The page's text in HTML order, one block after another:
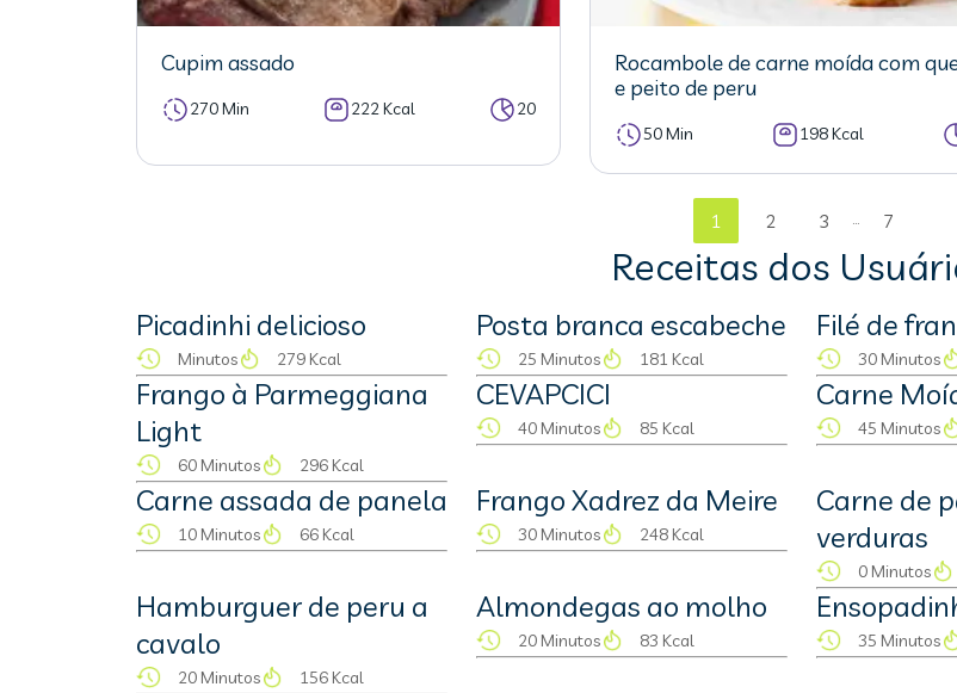
Cupim assado
270 Min 222 Kcal 20
Rocambole de carne moída com
e peito de peru
50 Min 198 Kcal
1 2 3 ... 7
Receitas dos
Picadinhi delicioso
Minutos 279 Kcal
Posta branca escabeche
25 Minutos 181 Kcal
Filé de
30 Minutos
Frango à Parmeggiana
Light
60 Minutos 296 Kcal
CEVAPCICI
40 Minutos 85 Kcal
Carne
45 Minutos
Carne assada de panela
10 Minutos 66 Kcal
Frango Xadrez da Meire
30 Minutos 248 Kcal
Carne de
verduras
0 Minutos
Hamburguer de peru a
cavalo
20 Minutos 156 Kcal
Almondegas ao molho
20 Minutos 83 Kcal 35 Minutos